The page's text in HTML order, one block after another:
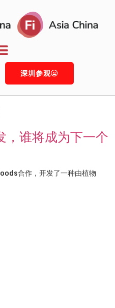
深圳参观
，谁将成为下一个
合作，开发了一种由植物